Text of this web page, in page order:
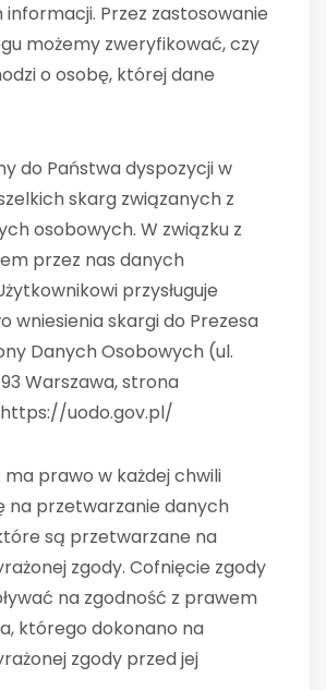
Przez zastosowanie
możemy zweryfikować, czy
o osobę, której dane
do Państwa dyspozycji w
skarg związanych z
osobowych. W związku z
przez nas danych
przysługuje
wniesienia skargi do Prezesa
Danych Osobowych (ul.
Warszawa, strona
uodo.gov.pl/
ma prawo w każdej chwili
na przetwarzanie danych
są przetwarzane na
zgody. Cofnięcie zgody
na zgodność z prawem
którego dokonano na
zgody przed jej